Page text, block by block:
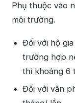
Phụ thuộc vào
môi trường.
Đối với hộ
trường hợp
thì khoảng 6
Đối với văn